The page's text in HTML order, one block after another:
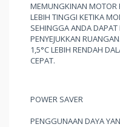
MEMUNGKINAN MOTOR
LEBIH TINGGI KETIKA
SEHINGGA ANDA DAPAT
PENYEJUKKAN
1,5°C LEBIH RENDAH
CEPAT.
POWER SAVER
PENGGUNAAN DAYA